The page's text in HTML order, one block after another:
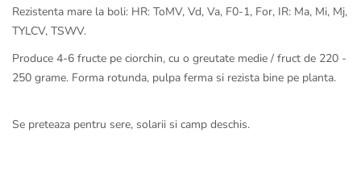
Rezistenta mare la boli: HR: ToMV, Vd, Va, F0-1, For, IR: Ma, Mi, Mj,
TYLCV, TSWV.
Produce 4-6 fructe pe ciorchin, cu o greutate medie / fruct de 220 -
250 grame. Forma rotunda, pulpa ferma si rezista bine pe planta.
Se preteaza pentru sere, solarii si camp deschis.